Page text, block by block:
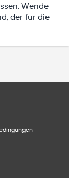
Wende
der für die